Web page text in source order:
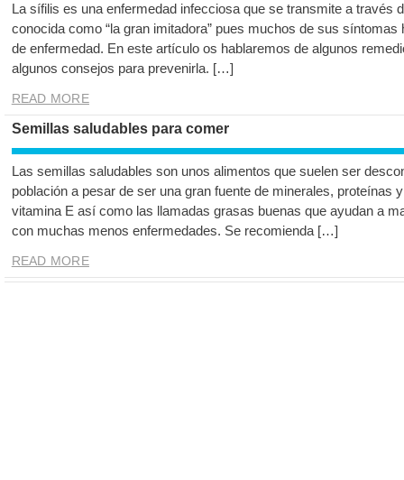
La sífilis es una enfermedad infecciosa que se transmite a través
conocida como “la gran imitadora” pues muchos de sus
de enfermedad. En este artículo os hablaremos de algunos
algunos consejos para prevenirla. […]
READ MORE
Semillas saludables para comer
Las semillas saludables son unos alimentos que suelen ser
población a pesar de ser una gran fuente de minerales, proteínas
vitamina E así como las llamadas grasas buenas que ayudan a
con muchas menos enfermedades. Se recomienda […]
READ MORE